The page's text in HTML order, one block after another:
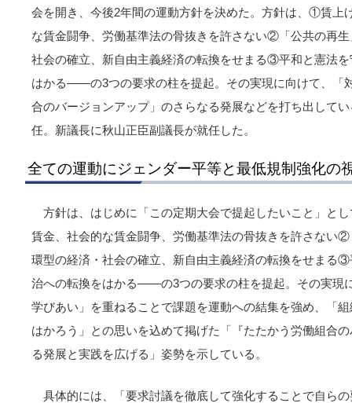
会を開き、今後2年間の運動方針を決めた。方針は、①賃上
な賃金闘争、労働基準法の骨抜きを許さない②「公共の再
社会の確立、新自由主義経済の転換をせまる③平和と憲法
はかる――の3つの要求の柱を提起。その実現に向けて、「
合のバージョンアップ」のさらなる発展などを打ち出して
任。新議長に秋山正臣副議長が就任した。
全ての運動にジェンダー平等と最低規制強化の
方針は、はじめに「この定期大会で提起したいこと」と
賃金、社会的な賃金闘争、労働基準法の骨抜きを許さない
環型の経済・社会の確立、新自由主義経済の転換をせまる
治への転換をはかる――の3つの要求の柱を提起。その実現
学びあい」を重ねることで課題を運動への結集を強め、「
はかろう」との思いを込めて掲げた「『たたかう労働組合
る発展と実践を広げる」姿勢を示している。
具体的には、「要求討議を徹底して強化することで自ら